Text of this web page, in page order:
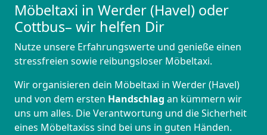
Möbeltaxi in Werder (Havel) oder
Cottbus– wir helfen Dir
Nutze unsere Erfahrungswerte und genieße einen
stressfreien sowie reibungsloser Möbeltaxi.
Wir organisieren dein Möbeltaxi in Werder (Havel)
und von dem ersten Handschlag an kümmern wir
uns um alles. Die Verantwortung und die Sicherheit
eines Möbeltaxiss sind bei uns in guten Händen.